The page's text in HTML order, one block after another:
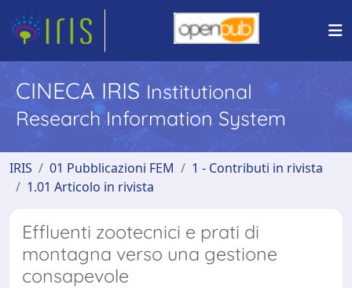
CINECA IRIS Institutional
Research Information System
IRIS 01 Pubblicazioni FEM
1 - Contributi in rivista
1.01 Articolo in rivista
Effluenti zootecnici e prati di
montagna verso una gestione
consapevole